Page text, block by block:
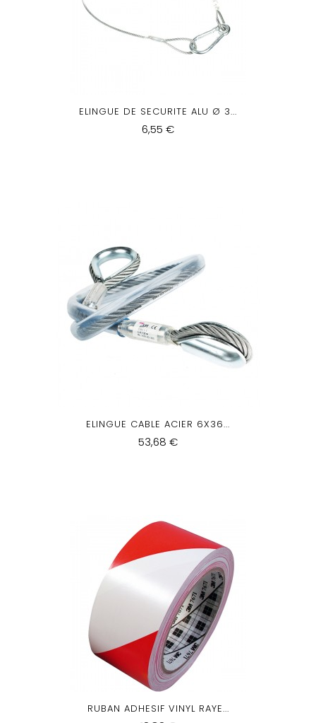
ELINGUE DE SECURITE ALU Ø 3...
6,55 €
ELINGUE CABLE ACIER 6X36...
53,68 €
RUBAN ADHESIF VINYL RAYE...